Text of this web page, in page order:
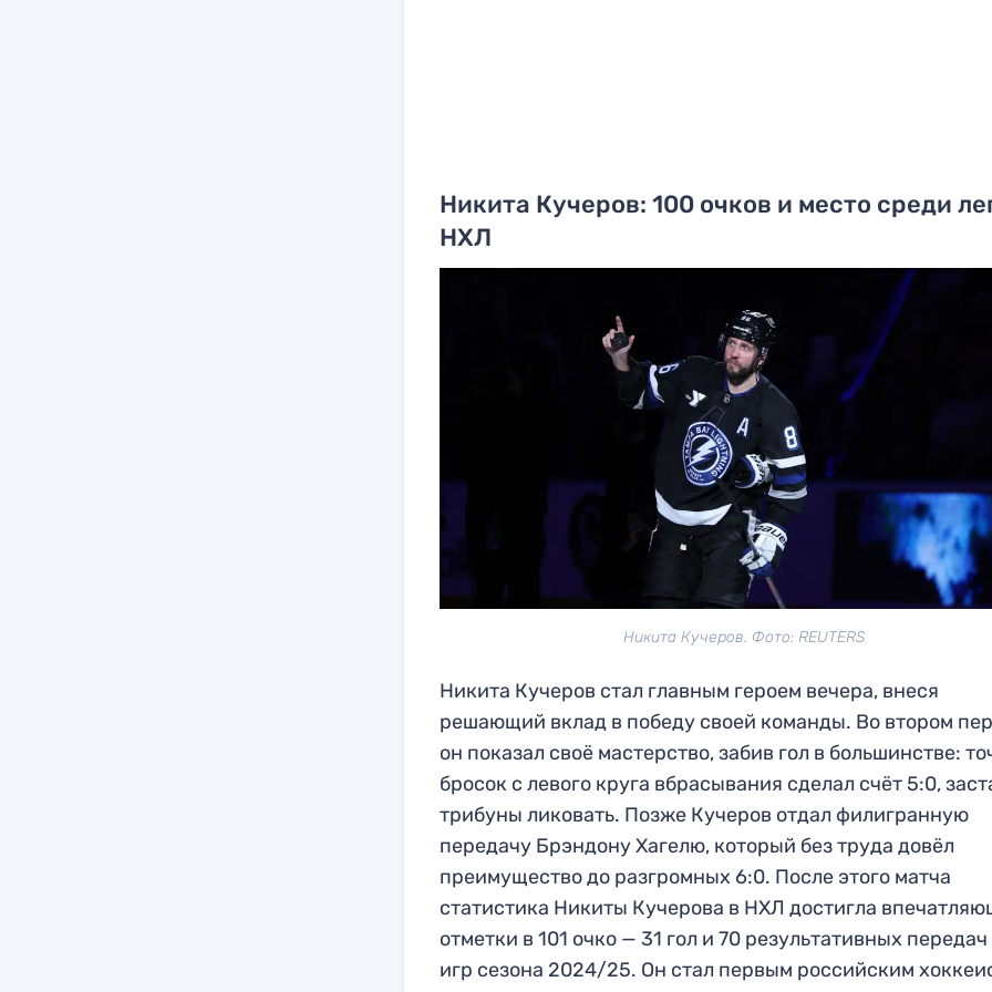
Никита Кучеров: 100 очков и место среди
НХЛ
Никита Кучеров. Фото: REUTERS
Никита Кучеров стал главным героем вечера, внеся
решающий вклад в победу своей команды. Во втором
он показал своё мастерство, забив гол в большинстве:
бросок с левого круга вбрасывания сделал счёт 5:0,
трибуны ликовать. Позже Кучеров отдал филигранную
передачу Брэндону Хагелю, который без труда довёл
преимущество до разгромных 6:0. После этого матча
статистика Никиты Кучерова в НХЛ достигла
отметки в 101 очко — 31 гол и 70 результативных передач
игр сезона 2024/25. Он стал первым российским